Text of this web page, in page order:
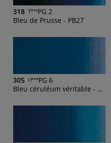
318
PG 2
Bleu de Prusse - PB27
305
PG 6
Bleu céruléum véritable - PB35